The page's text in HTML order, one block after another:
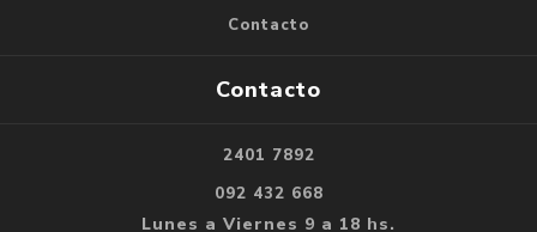
Contacto
Contacto
2401 7892
092 432 668
Lunes a Viernes 9 a 18 hs.